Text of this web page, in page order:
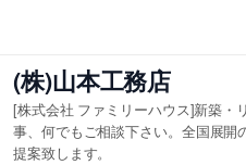
を
ス
キ
ッ
(株)山本工務店
[株式会社 ファミリーハウス]新築・
事、何でもご相談下さい。全国展
提案致します。